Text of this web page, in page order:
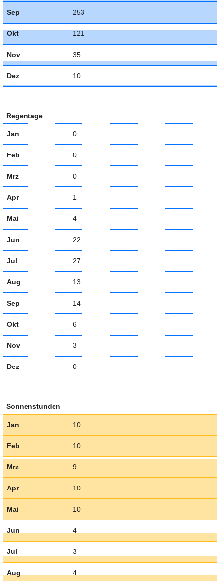
Sep 253
Okt 121
Nov 35
Dez 10
Regentage
Jan 0
Feb 0
Mrz 0
Apr 1
Mai 4
Jun 22
Jul 27
Aug 13
Sep 14
Okt 6
Nov 3
Dez 0
Sonnenstunden
Jan 10
Feb 10
Mrz 9
Apr 10
Mai 10
Jun 4
Jul 3
Aug 4